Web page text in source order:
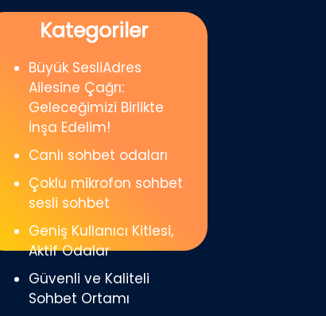
Kategoriler
Büyük SesliAdres
Ailesine Çağrı:
Geleceğimizi Birlikte
İnşa Edelim!
Canlı sohbet odaları
Çoklu mikrofon sohbet
sesli sohbet
Geniş Kullanıcı Kitlesi,
Aktif Odalar
Güvenli ve Kaliteli
Sohbet Ortamı